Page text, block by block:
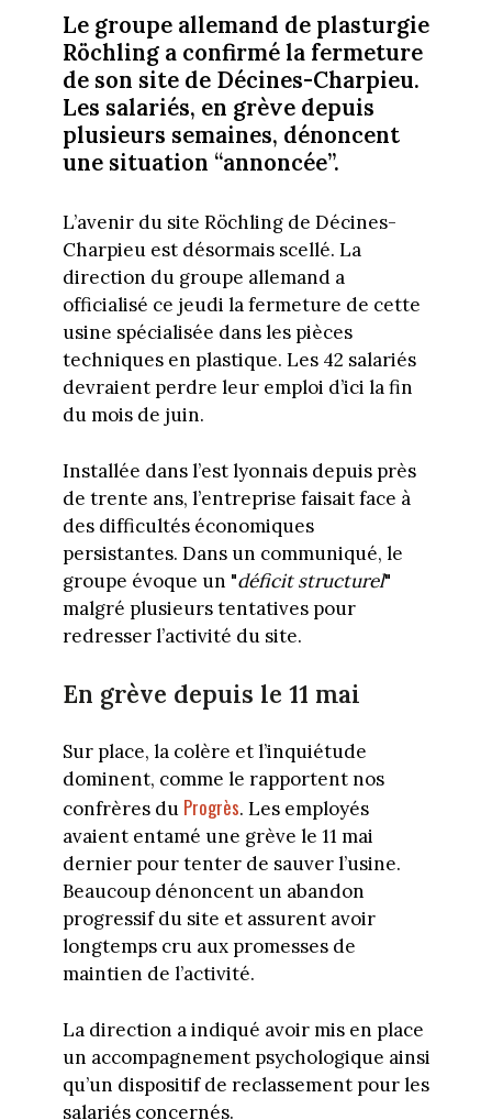
Le groupe allemand de plasturgie
Röchling a confirmé la fermeture
de son site de Décines-Charpieu.
Les salariés, en grève depuis
plusieurs semaines, dénoncent
une situation “annoncée”.
L’avenir du site Röchling de Décines-
Charpieu est désormais scellé. La
direction du groupe allemand a
officialisé ce jeudi la fermeture de cette
usine spécialisée dans les pièces
techniques en plastique. Les 42 salariés
devraient perdre leur emploi d’ici la fin
du mois de juin.
Installée dans l’est lyonnais depuis près
de trente ans, l’entreprise faisait face à
des difficultés économiques
persistantes. Dans un communiqué, le
groupe évoque un "déficit structurel"
malgré plusieurs tentatives pour
redresser l’activité du site.
En grève depuis le 11 mai
Sur place, la colère et l’inquiétude
dominent, comme le rapportent nos
confrères du Progrès. Les employés
avaient entamé une grève le 11 mai
dernier pour tenter de sauver l’usine.
Beaucoup dénoncent un abandon
progressif du site et assurent avoir
longtemps cru aux promesses de
maintien de l’activité.
La direction a indiqué avoir mis en place
un accompagnement psychologique ainsi
qu’un dispositif de reclassement pour les
salariés concernés.